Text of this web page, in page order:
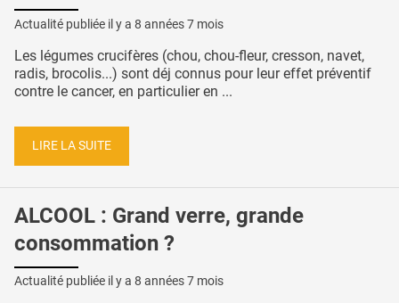
Actualité publiée il y a 8 années 7 mois
Les légumes crucifères (chou, chou-fleur, cresson, navet,
radis, brocolis...) sont déj connus pour leur effet préventif
contre le cancer, en particulier en ...
LIRE LA SUITE
ALCOOL : Grand verre, grande
consommation ?
Actualité publiée il y a 8 années 7 mois